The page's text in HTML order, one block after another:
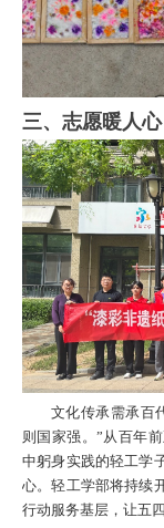
三、志愿暖人
文化传承需承百
则国家强。”从百年
中躬身实践的轻工学
心。轻工学部将持续
行动服务基层，让五